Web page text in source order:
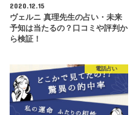
2020.12.15
ヴェルニ 真理先生の占い・未来
予知は当たるの？口コミや評判か
ら検証！
電話占い